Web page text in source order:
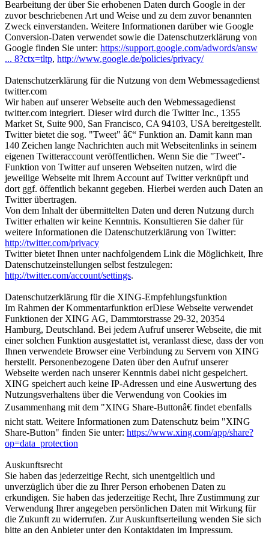
Bearbeitung der über Sie erhobenen Daten durch Google in der
zuvor beschriebenen Art und Weise und zu dem zuvor benannten
Zweck einverstanden. Weitere Informationen darüber wie Google
Conversion-Daten verwendet sowie die Datenschutzerklärung von
Google finden Sie unter: https://support.google.com/adwords/answ
... 8?ctx=tltp, http://www.google.de/policies/privacy/
Datenschutzerklärung für die Nutzung von dem Webmessagedienst
twitter.com
Wir haben auf unserer Webseite auch den Webmessagedienst
twitter.com integriert. Dieser wird durch die Twitter Inc., 1355
Market St, Suite 900, San Francisco, CA 94103, USA bereitgestellt.
Twitter bietet die sog. "Tweet" â€“ Funktion an. Damit kann man
140 Zeichen lange Nachrichten auch mit Webseitenlinks in seinem
eigenen Twitteraccount veröffentlichen. Wenn Sie die "Tweet"-
Funktion von Twitter auf unseren Webseiten nutzen, wird die
jeweilige Webseite mit Ihrem Account auf Twitter verknüpft und
dort ggf. öffentlich bekannt gegeben. Hierbei werden auch Daten an
Twitter übertragen.
Von dem Inhalt der übermittelten Daten und deren Nutzung durch
Twitter erhalten wir keine Kenntnis. Konsultieren Sie daher für
weitere Informationen die Datenschutzerklärung von Twitter:
http://twitter.com/privacy
Twitter bietet Ihnen unter nachfolgendem Link die Möglichkeit, Ihre
Datenschutzeinstellungen selbst festzulegen:
http://twitter.com/account/settings.
Datenschutzerklärung für die XING-Empfehlungsfunktion
Im Rahmen der Kommentarfunktion erDiese Webseite verwendet
Funktionen der XING AG, Dammtorstrasse 29-32, 20354
Hamburg, Deutschland. Bei jedem Aufruf unserer Webseite, die mit
einer solchen Funktion ausgestattet ist, veranlasst diese, dass der von
Ihnen verwendete Browser eine Verbindung zu Servern von XING
herstellt. Personenbezogene Daten über den Aufruf unserer
Webseite werden nach unserer Kenntnis dabei nicht gespeichert.
XING speichert auch keine IP-Adressen und eine Auswertung des
Nutzungsverhaltens über die Verwendung von Cookies im
Zusammenhang mit dem "XING Share-Buttonâ€ findet ebenfalls
nicht statt. Weitere Informationen zum Datenschutz beim "XING
Share-Button" finden Sie unter: https://www.xing.com/app/share?
op=data_protection
Auskunftsrecht
Sie haben das jederzeitige Recht, sich unentgeltlich und
unverzüglich über die zu Ihrer Person erhobenen Daten zu
erkundigen. Sie haben das jederzeitige Recht, Ihre Zustimmung zur
Verwendung Ihrer angegeben persönlichen Daten mit Wirkung für
die Zukunft zu widerrufen. Zur Auskunftserteilung wenden Sie sich
bitte an den Anbieter unter den Kontaktdaten im Impressum.